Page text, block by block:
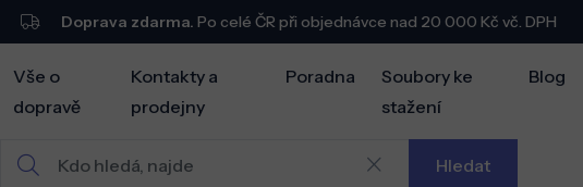
Doprava zdarma. Po celé ČR při objednávce nad 20 000 Kč vč. DPH
Vše o
dopravě
Kontakty a
prodejny
Poradna
Soubory ke
stažení
Blog
Hledat